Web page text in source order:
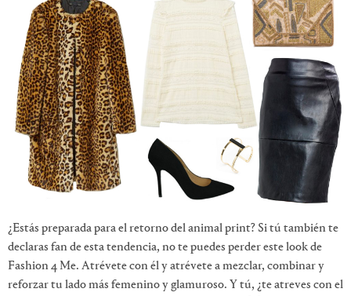
¿Estás preparada para el retorno del animal print? Si tú también te
declaras fan de esta tendencia, no te puedes perder este look de
Fashion 4 Me. Atrévete con él y atrévete a mezclar, combinar y
reforzar tu lado más femenino y glamuroso. Y tú, ¿te atreves con el